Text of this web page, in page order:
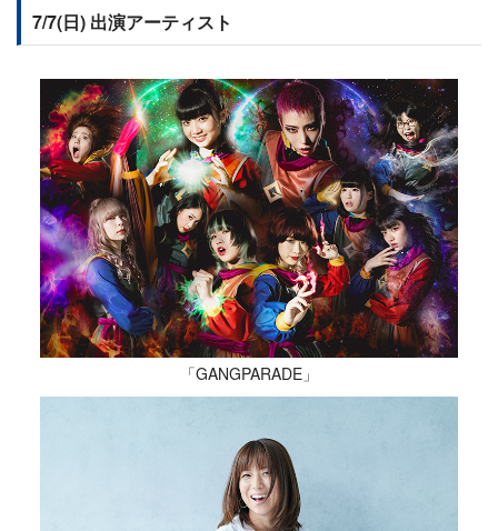
7/7(日) 出演アーティスト
「GANGPARADE」